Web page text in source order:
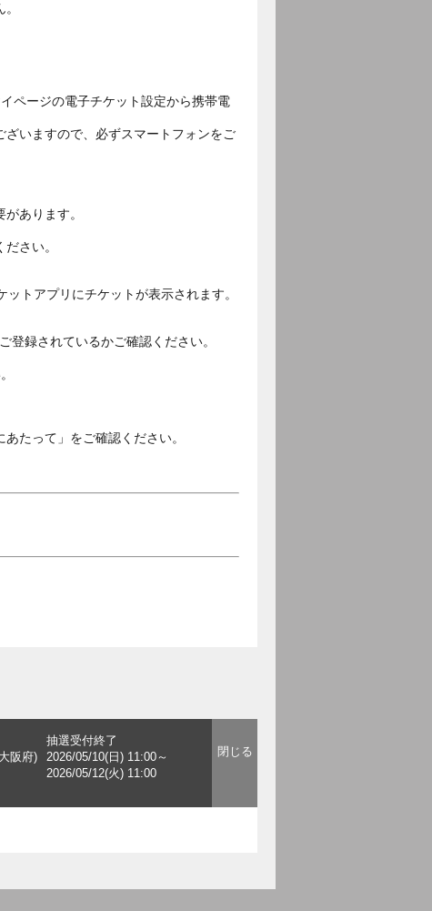
ページの電子チケット設定から携帯電
いますので、必ずスマートフォンをご
あります。
さい。
トアプリにチケットが表示されます。
登録されているかご確認ください。
。
たって」をご確認ください。
阪府)
抽選受付終了
2026/05/10(日) 11:00～
2026/05/12(火) 11:00